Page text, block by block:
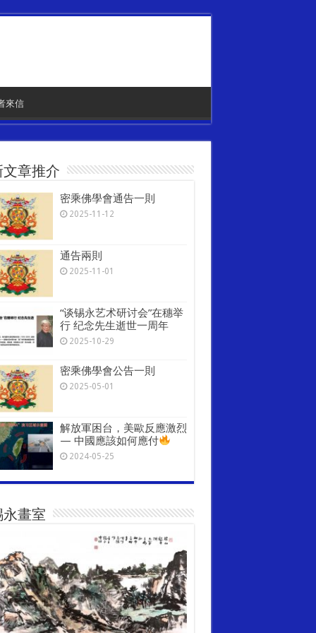
來信
文章推介
密乘佛學會通告一則
2025-11-12
通告兩則
2025-11-01
“谈锡永艺术研讨会”在穗举
行 纪念先生逝世一周年
2025-10-29
密乘佛學會公告一則
2025-05-01
解放軍困台，美歐反應激烈
— 中國應該如何應付
2024-05-25
永畫室